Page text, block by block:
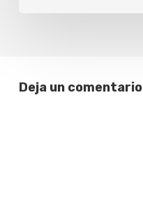
Deja un comentario